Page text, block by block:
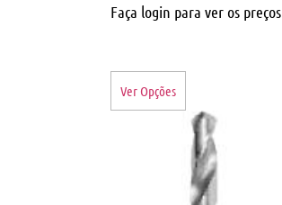
Faça login para ver os preços
Ver Opções